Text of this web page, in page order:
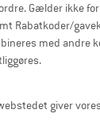
Gælder ikke
Rabatkoder/
med andre
giver